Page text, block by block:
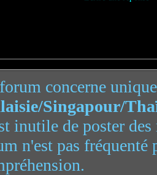
concerne
Singapour/
inutile de poster
n'est pas